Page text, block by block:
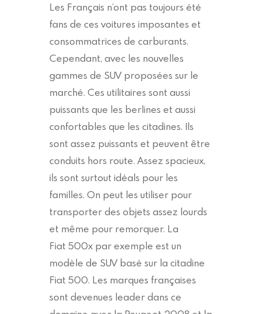
Les Français n’ont pas toujours été
fans de ces voitures imposantes et
consommatrices de carburants.
Cependant, avec les nouvelles
gammes de SUV proposées sur le
marché. Ces utilitaires sont aussi
puissants que les berlines et aussi
confortables que les citadines. Ils
sont assez puissants et peuvent être
conduits hors route. Assez spacieux,
ils sont surtout idéals pour les
familles. On peut les utiliser pour
transporter des objets assez lourds
et même pour remorquer. La
Fiat 500x par exemple est un
modèle de SUV basé sur la citadine
Fiat 500. Les marques françaises
sont devenues leader dans ce